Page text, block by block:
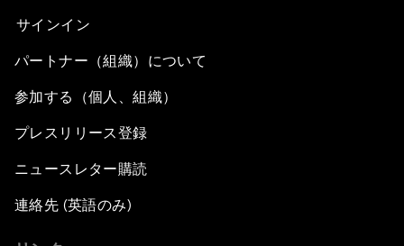
サインイン
パートナー（組織）について
参加する（個人、組織）
プレスリリース登録
ニュースレター購読
連絡先 (英語のみ)